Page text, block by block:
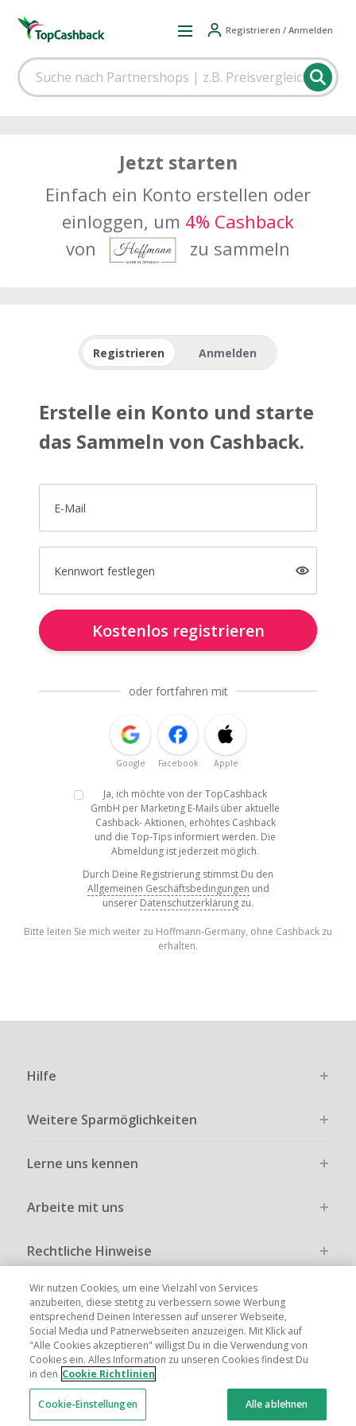
Registrieren / Anmelden
Jetzt starten
Einfach ein Konto erstellen oder
einloggen, um 4% Cashback
von
zu sammeln
Registrieren Anmelden
Erstelle ein Konto und starte
das Sammeln von Cashback.
E-Mail
Kennwort festlegen
Kostenlos registrieren
oder fortfahren mit
Google Facebook Apple
Ja, ich möchte von der TopCashback
GmbH per Marketing E-Mails über aktuelle
Cashback- Aktionen, erhöhtes Cashback
und die Top-Tips informiert werden. Die
Abmeldung ist jederzeit möglich.
Durch Deine Registrierung stimmst Du den
Allgemeinen Geschäftsbedingungen und
unserer Datenschutzerklärung zu.
Bitte leiten Sie mich weiter zu Hoffmann-Germany, ohne Cashback zu
erhalten.
Hilfe
Weitere Sparmöglichkeiten
Lerne uns kennen
Arbeite mit uns
Rechtliche Hinweise
Globale Websites UK US CN JP FR AU IT
Wir nutzen Cookies, um eine Vielzahl von Services
anzubeiten, diese stetitg zu verbessern sowie Werbung
entsprechend Deinen Interessen auf unserer Webseite,
Social Media und Patnerwebseiten anzuzeigen. Mit Klick auf
"Alle Cookies akzeptieren" willigst Du in die Verwendung von
Cookies ein. Alles Information zu unseren Cookies findest Du
in den Cookie Richtlinien
Cookie-Einstellungen Alle ablehnen